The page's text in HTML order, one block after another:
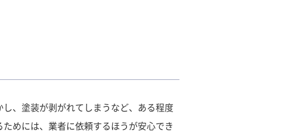
、塗装が剥がれてしまうなど、ある程度
めには、業者に依頼するほうが安心でき